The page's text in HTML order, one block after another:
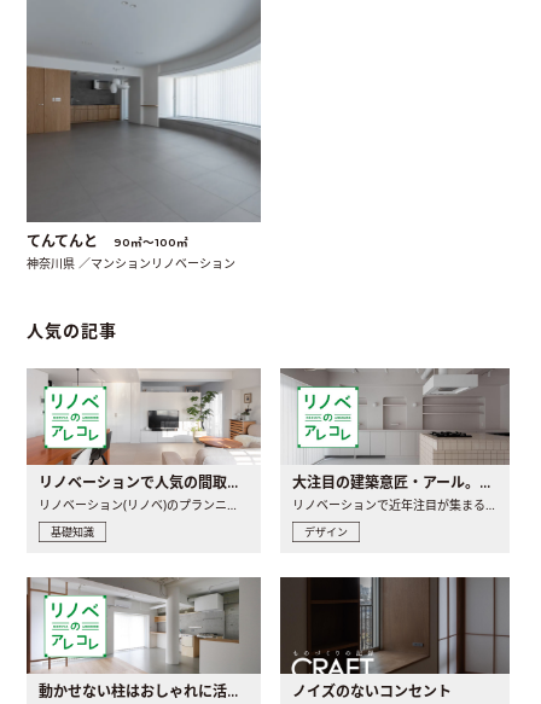
てんてんと 90㎡〜100㎡
神奈川県 ／マンションリノベーション
人気の記事
リノベーションで人気の間取りとは？トレンドの間取りと実例を徹底解説
リノベーション(リノベ)のプランニングで一番最初に決めるのは..
基礎知識
大注目の建築意匠・アール。人気の理由と空間に取り入れるポイント
リノベーションで近年注目が集まる建築意匠の一つであるアール..
デザイン
動かせない柱はおしゃれに活用！柱を魅せるリノベーション(リノベ)4選 ノイズのないコンセント